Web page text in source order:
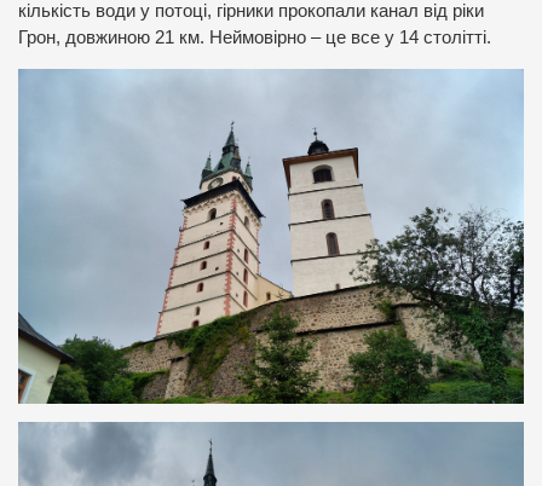
кількість води у потоці, гірники прокопали канал від ріки
Грон, довжиною 21 км. Неймовірно – це все у 14 столітті.